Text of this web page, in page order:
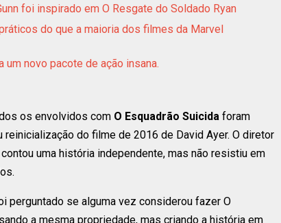
foi inspirado em O Resgate do Soldado Ryan
do que a maioria dos filmes da Marvel
um novo pacote de ação insana.
os envolvidos com O Esquadrão Suicida foram
do filme de 2016 de David Ayer. O diretor
uma história independente, mas não resistiu em
perguntado se alguma vez considerou fazer O
a mesma propriedade, mas criando a história em